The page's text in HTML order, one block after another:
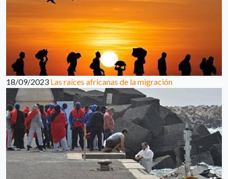
18/09/2023 Las raíces africanas de la migración